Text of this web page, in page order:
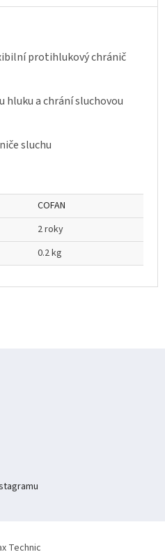
protihlukový chránič
hluku a chrání sluchovou
sluchu
COFAN
2 roky
0.2 kg
Technic